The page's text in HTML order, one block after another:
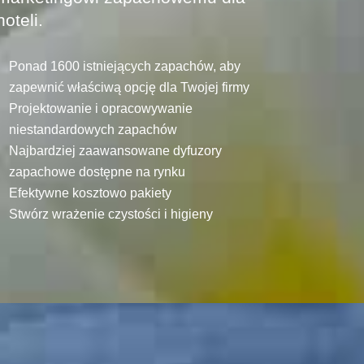
Ponad 1600 istniejących zapachów, aby
zapewnić właściwą opcję dla Twojej firmy
Projektowanie i opracowywanie
niestandardowych zapachów
Najbardziej zaawansowane dyfuzory
zapachowe dostępne na rynku
Efektywne kosztowo pakiety
Stwórz wrażenie czystości i higieny